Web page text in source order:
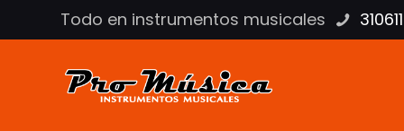
Todo en instrumentos musicales